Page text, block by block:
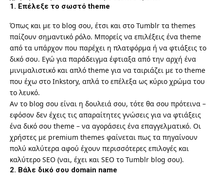
1. Επέλεξε το σωστό theme
Όπως και με το blog σου, έτσι και στο Tumblr τα themes
παίζουν σημαντικό ρόλο. Μπορείς να επιλέξεις ένα theme
από τα υπάρχον που παρέχει η πλατφόρμα ή να φτιάξεις το
δικό σου. Εγώ για παράδειγμα έφτιαξα από την αρχή ένα
μινιμαλιστικό και απλό theme για να ταιριάζει με το theme
που έχω στο Inkstory, απλά το επέλεξα ως κύριο χρώμα του
το λευκό.
Αν το blog σου είναι η δουλειά σου, τότε θα σου πρότεινα –
εφόσον δεν έχεις τις απαραίτητες γνώσεις για να φτιάξεις
ένα δικό σου theme – να αγοράσεις ένα επαγγελματικό. Οι
χρήστες με premium themes φαίνεται πως τα πηγαίνουν
πολύ καλύτερα αφού έχουν περισσότερες επιλογές και
καλύτερο SEO (ναι, έχει και SEO το Tumblr blog σου).
2. Βάλε δικό σου domain name